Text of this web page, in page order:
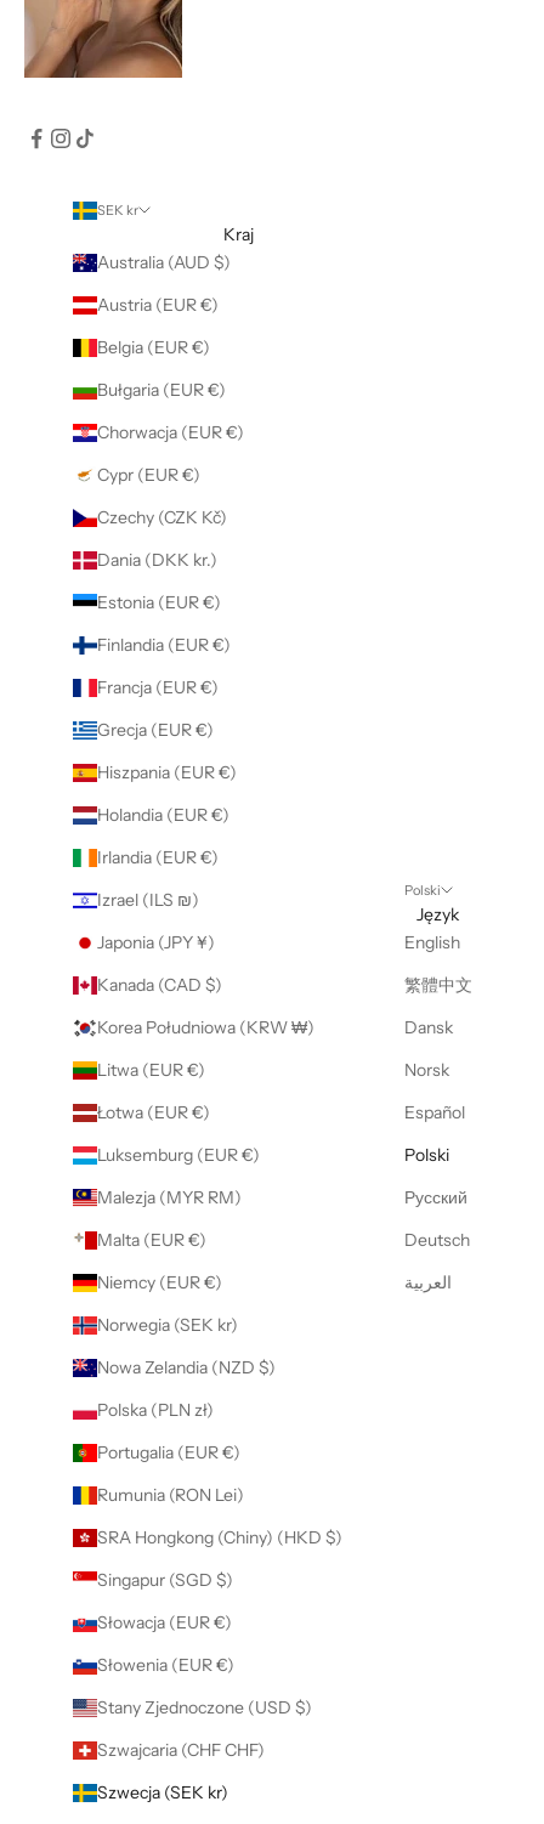
SEK kr
Kraj
Australia (AUD $)
Austria (EUR €)
Belgia (EUR €)
Bułgaria (EUR €)
Chorwacja (EUR €)
Cypr (EUR €)
Czechy (CZK Kč)
Dania (DKK kr.)
Estonia (EUR €)
Finlandia (EUR €)
Francja (EUR €)
Grecja (EUR €)
Hiszpania (EUR €)
Holandia (EUR €)
Irlandia (EUR €)
Izrael (ILS ₪)
Japonia (JPY ¥)
Kanada (CAD $)
Korea Południowa (KRW ₩)
Litwa (EUR €)
Łotwa (EUR €)
Luksemburg (EUR €)
Malezja (MYR RM)
Malta (EUR €)
Niemcy (EUR €)
Norwegia (SEK kr)
Nowa Zelandia (NZD $)
Polska (PLN zł)
Portugalia (EUR €)
Rumunia (RON Lei)
SRA Hongkong (Chiny) (HKD $)
Singapur (SGD $)
Słowacja (EUR €)
Słowenia (EUR €)
Stany Zjednoczone (USD $)
Szwajcaria (CHF CHF)
Szwecja (SEK kr)
Polski
Język
English
繁體中文
Dansk
Norsk
Español
Polski
Русский
Deutsch
العربية